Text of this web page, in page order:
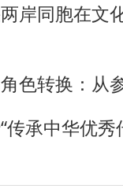
岸同胞在文
色转换：从
承中华优